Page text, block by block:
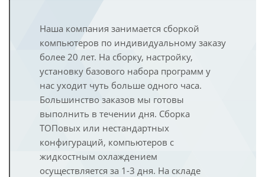
Наша компания занимается сборкой
компьютеров по индивидуальному заказу
более 20 лет. На сборку, настройку,
установку базового набора программ у
нас уходит чуть больше одного часа.
Большинство заказов мы готовы
выполнить в течении дня. Сборка
ТОПовых или нестандартных
конфигураций, компьютеров с
жидкостным охлаждением
осуществляется за 1-3 дня. На складе